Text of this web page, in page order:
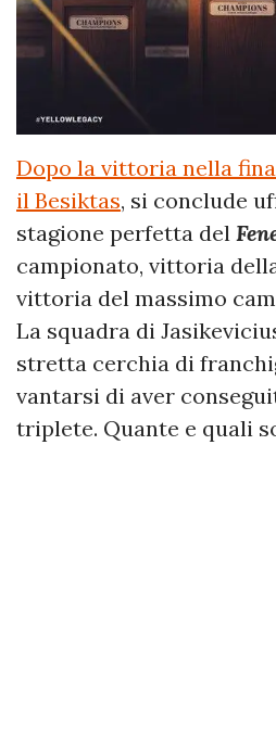
Dopo la vittoria nella
il Besiktas, si conclude
stagione perfetta del
campionato, vittoria
vittoria del massimo
La squadra di
stretta cerchia di
vantarsi di aver
triplete. Quante e quali